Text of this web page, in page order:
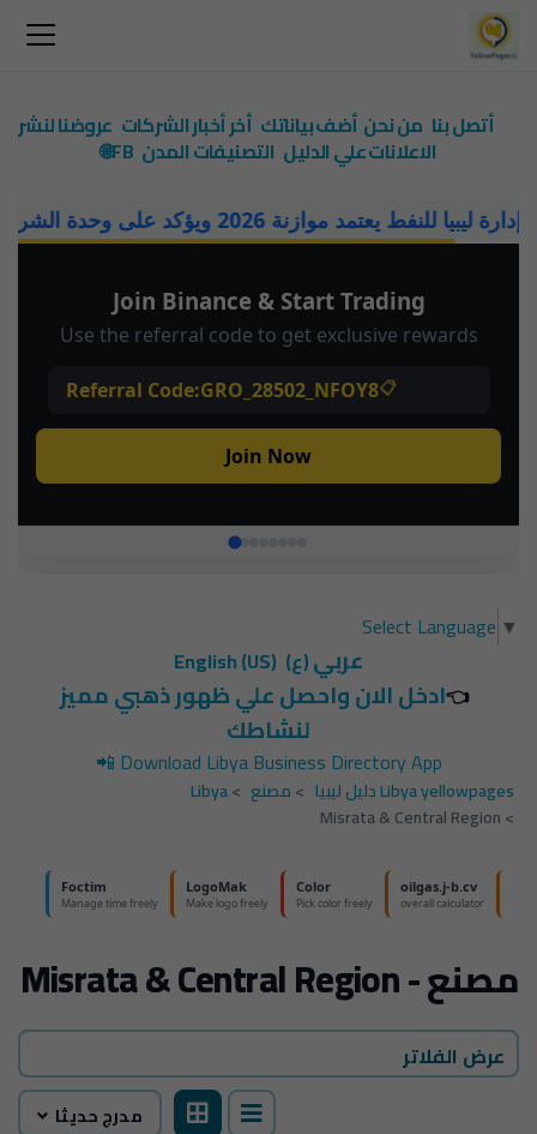
أتصل بنا من نحن أضف بياناتك أخر أخبار الشركات عروضنا لنشر
الاعلانات علي الدليل التصنيفاتالمدن FB🌐
Select Language ▼
عربي(ع) English (US)
👈ادخل الان واحصل علي ظهور ذهبي مميز
لنشاطك
📲 Download Libya Business Directory App
Libya yellowpages دليل ليبيا >مصنع >
Libya
>
Misrata & Central Region
مصنع - Misrata & Central Region
عرض الفلاتر
مدرج حديثا